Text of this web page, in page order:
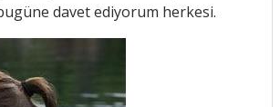
davet ediyorum herkesi.